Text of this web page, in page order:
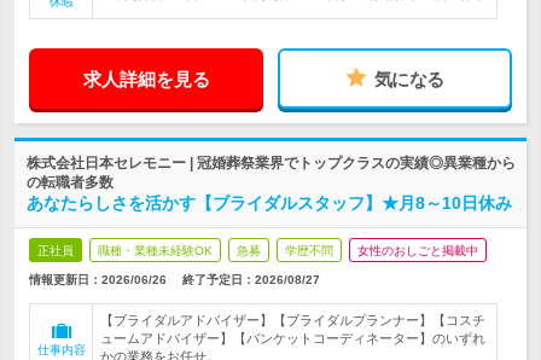
求人詳細を見る 気になる
株式会社日本セレモニー | 冠婚葬祭業界でトップクラスの実績◎異業種から
の転職者多数
あなたらしさを活かす【ブライダルスタッフ】★月8～10日休み
正社員 職種・業種未経験OK 急募 学歴不問 女性のおしごと掲載中
情報更新日：2026/06/26 終了予定日： 2026/08/27
仕事内容
【ブライダルアドバイザー】【ブライダルプランナー】【コスチ
ュームアドバイザー】【バンケットコーディネーター】のいずれ
かの業務をお任せ。